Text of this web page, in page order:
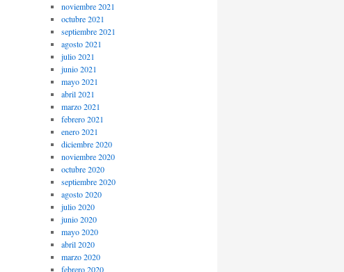
noviembre 2021
octubre 2021
septiembre 2021
agosto 2021
julio 2021
junio 2021
mayo 2021
abril 2021
marzo 2021
febrero 2021
enero 2021
diciembre 2020
noviembre 2020
octubre 2020
septiembre 2020
agosto 2020
julio 2020
junio 2020
mayo 2020
abril 2020
marzo 2020
febrero 2020